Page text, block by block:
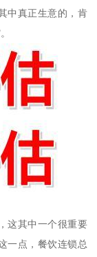
中真正生意的，肯
这其中一个很重要
一点，餐饮连锁总